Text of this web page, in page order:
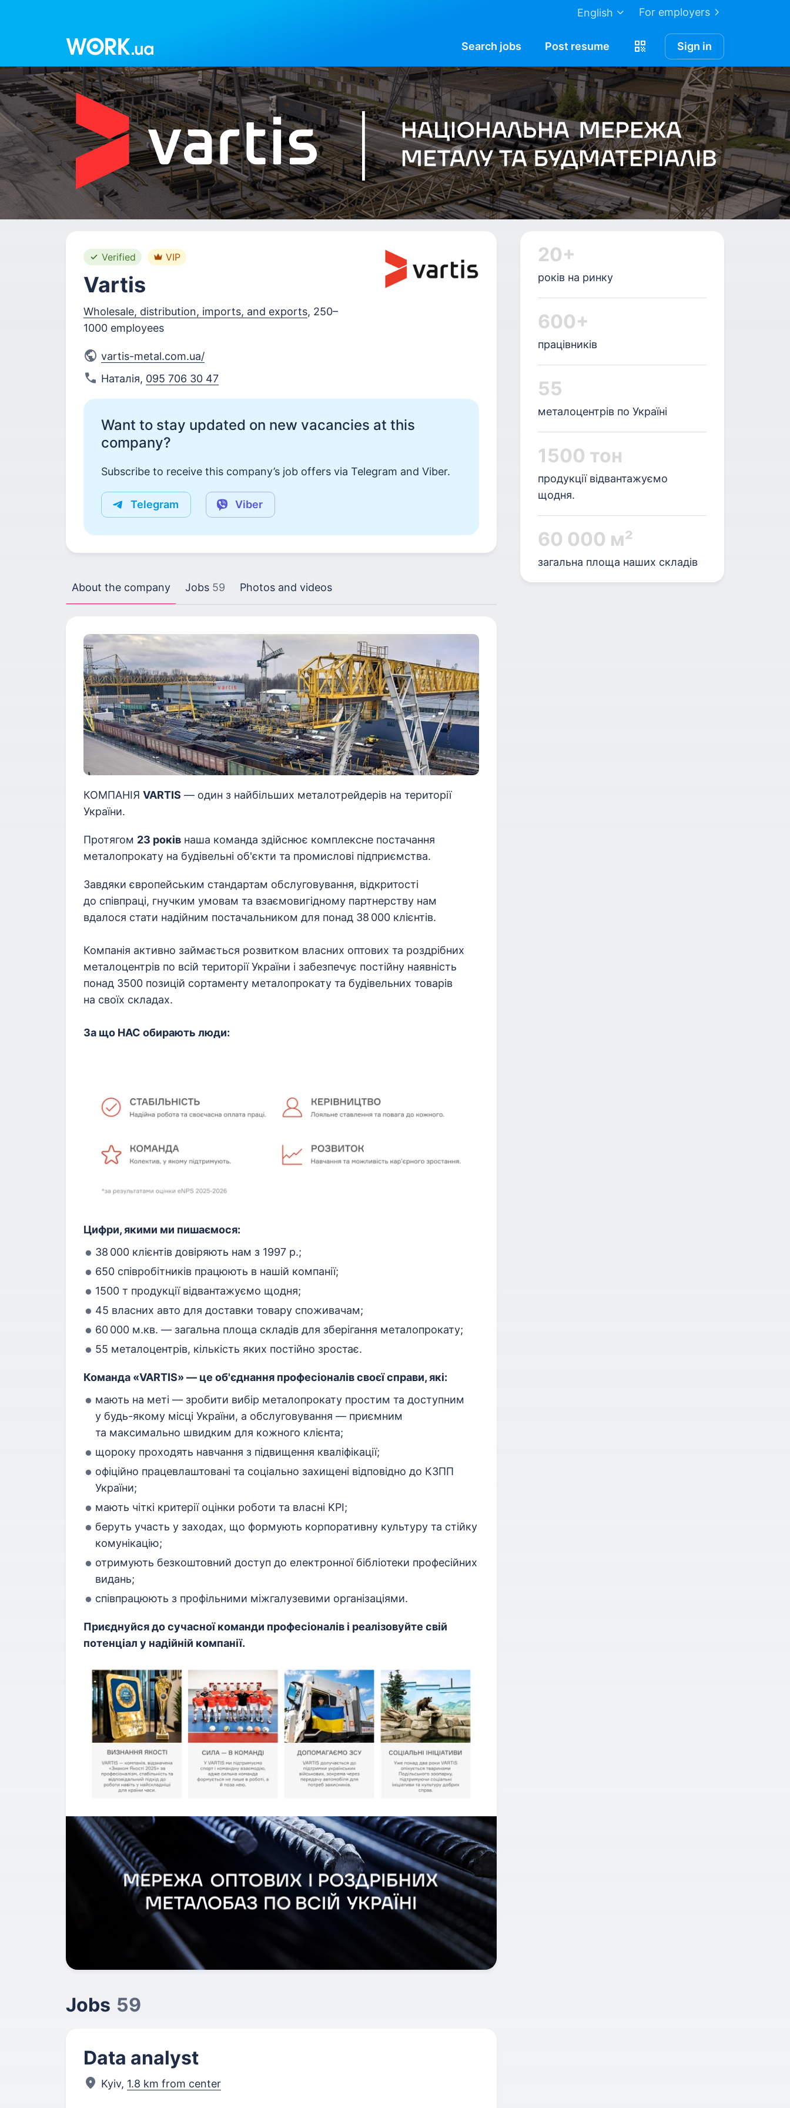
For employers
English
Search jobs Post resume Sign in
Verified VIP
Vartis
Wholesale, distribution, imports, and exports, 250–
1000 employees
vartis-metal.com.ua/
Наталія, 095 706 30 47
Want to stay updated on new vacancies at this
company?
Subscribe to receive this company’s job offers via Telegram and Viber.
Telegram Viber
About the company Jobs 59 Photos and videos
КОМПАНІЯ VARTIS — один з найбільших металотрейдерів на території
України.
Протягом 23 років наша команда здійснює комплексне постачання
металопрокату на будівельні об'єкти та промислові підприємства.
Завдяки європейським стандартам обслуговування, відкритості
до співпраці, гнучким умовам та взаємовигідному партнерству нам
вдалося стати надійним постачальником для понад 38 000 клієнтів.
Компанія активно займається розвитком власних оптових та роздрібних
металоцентрів по всій території України і забезпечує постійну наявність
понад 3500 позицій сортаменту металопрокату та будівельних товарів
на своїх складах.
За що НАС обирають люди:
Цифри, якими ми пишаємося:
38 000 клієнтів довіряють нам з 1997 р.;
650 співробітників працюють в нашій компанії;
1500 т продукції відвантажуємо щодня;
45 власних авто для доставки товару споживачам;
60 000 м.кв. — загальна площа складів для зберігання металопрокату;
55 металоцентрів, кількість яких постійно зростає.
Команда «VARTIS» — це об'єднання професіоналів своєї справи, які:
мають на меті — зробити вибір металопрокату простим та доступним
у будь-якому місці України, а обслуговування — приємним
та максимально швидким для кожного клієнта;
щороку проходять навчання з підвищення кваліфікації;
офіційно працевлаштовані та соціально захищені відповідно до КЗПП
України;
мають чіткі критерії оцінки роботи та власні KPI;
беруть участь у заходах, що формують корпоративну культуру та стійку
комунікацію;
отримують безкоштовний доступ до електронної бібліотеки професійних
видань;
співпрацюють з профільними міжгалузевими організаціями.
Приєднуйся до сучасної команди професіоналів і реалізовуйте свій
потенціал у надійній компанії.
Jobs 59
Data analyst
Kyiv, 1.8 km from center
20+
років на ринку
600+
працівників
55
металоцентрів по Україні
1500 тон
продукції відвантажуємо
щодня.
60 000 м²
загальна площа наших складів